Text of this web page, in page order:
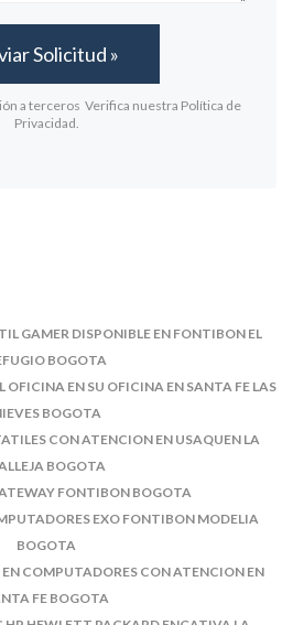
a terceros Verifica nuestra Política de
Privacidad.
GAMER DISPONIBLE EN FONTIBON EL
BOGOTA
EN SU OFICINA EN SANTA FE LAS
BOGOTA
CON ATENCION EN USAQUEN LA
BOGOTA
FONTIBON BOGOTA
EXO FONTIBON MODELIA
BOGOTA
COMPUTADORES CON ATENCION EN
FE BOGOTA